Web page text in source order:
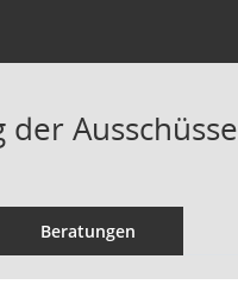
Ausschüsse
Beratungen